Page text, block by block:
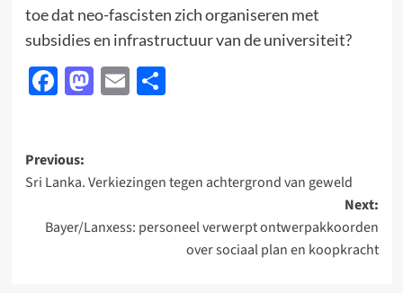
toe dat neo-fascisten zich organiseren met
subsidies en infrastructuur van de universiteit?
Facebook
Mastodon
EmailDelen
Post
navigation
Previous:
Sri Lanka. Verkiezingen tegen achtergrond van geweld
Next:
Bayer/Lanxess: personeel verwerpt ontwerpakkoorden
over sociaal plan en koopkracht